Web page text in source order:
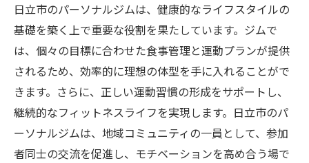
日立市でのパーソナルジムの結果を最大化
する秘訣
個々に最適化された日立市のパーソナルジムプ
ログラム
日立市のパーソナルジムでの個別カウンセ
リングの重要性
パーソナルトレーニングプランのカスタマ
日立市のパーソナルジムは、健康的なライフスタイルの
基礎を築く上で重要な役割を果たしています。ジムで
は、個々の目標に合わせた食事管理と運動プランが提供
されるため、効率的に理想の体型を手に入れることがで
きます。さらに、正しい運動習慣の形成をサポートし、
継続的なフィットネスライフを実現します。日立市のパ
ーソナルジムは、地域コミュニティの一員として、参加
者同士の交流を促進し、モチベーションを高め合う場で